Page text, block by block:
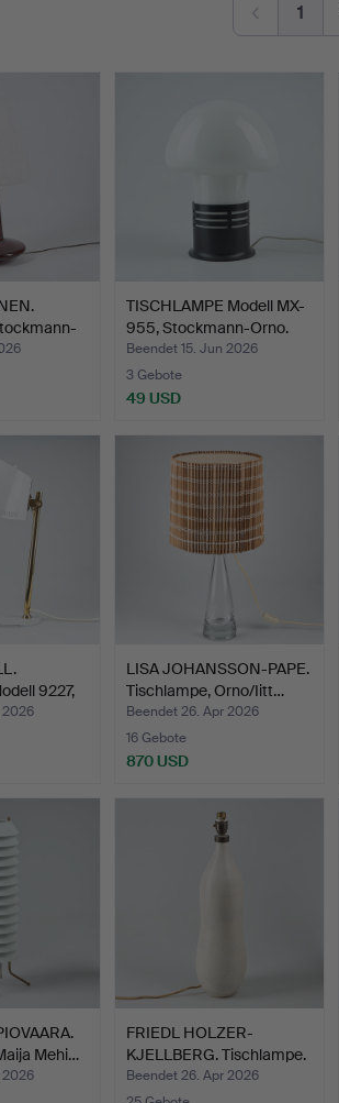
1
TISCHLAMPE Modell MX-
955, Stockmann-Orno.
Beendet 15. Jun 2026
3 Gebote
49 USD
9227,
2026
LISA JOHANSSON-PAPE.
Tischlampe, Orno/Iitt…
Beendet 26. Apr 2026
16 Gebote
870 USD
Mehi…
2026
FRIEDL HOLZER-
KJELLBERG. Tischlampe.
Signi…
Beendet 26. Apr 2026